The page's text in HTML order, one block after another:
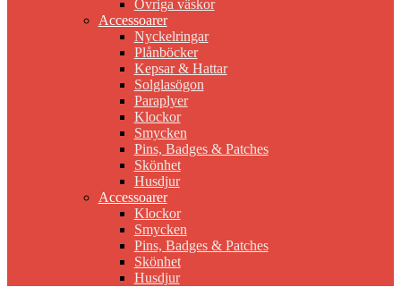
Övriga väskor
Accessoarer
Nyckelringar
Plånböcker
Kepsar & Hattar
Solglasögon
Paraplyer
Klockor
Smycken
Pins, Badges & Patches
Skönhet
Husdjur
Accessoarer
Klockor
Smycken
Pins, Badges & Patches
Skönhet
Husdjur